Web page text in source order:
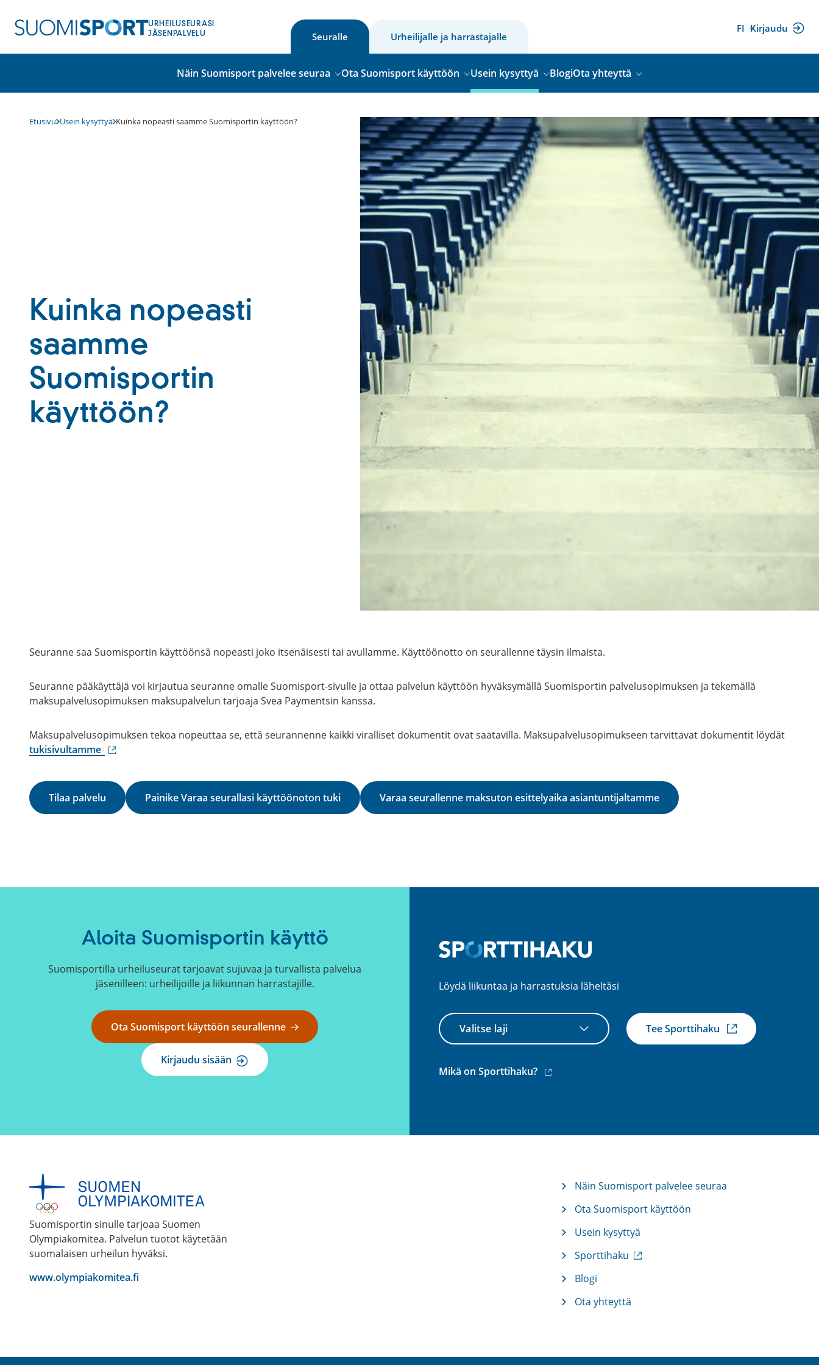
sisältöön
URHEILUSEURASI
JÄSENPALVELU
FI Kirjaudu
(ulkoinen
linkki)
Seuralle Urheilijalle ja harrastajalle
Näin Suomisport palvelee seuraa Ota Suomisport käyttöön Usein kysyttyä BlogiOta yhteyttä
Etusivu Usein kysyttyä Kuinka nopeasti saamme Suomisportin käyttöön?
Kuinka nopeasti
saamme
Suomisportin
käyttöön?
Seuranne saa Suomisportin käyttöönsä nopeasti joko itsenäisesti tai avullamme. Käyttöönotto on seurallenne täysin ilmaista.
Seuranne pääkäyttäjä voi kirjautua seuranne omalle Suomisport-sivulle ja ottaa palvelun käyttöön hyväksymällä Suomisportin palvelusopimuksen ja tekemällä
maksupalvelusopimuksen maksupalvelun tarjoaja Svea Paymentsin kanssa.
Maksupalvelusopimuksen tekoa nopeuttaa se, että seurannenne kaikki viralliset dokumentit ovat saatavilla. Maksupalvelusopimukseen tarvittavat dokumentit löydät
tukisivultamme (ulkoinen
Tilaa palvelu Painike Varaa seurallasi käyttöönoton tuki Varaa seurallenne maksuton esittelyaika asiantuntijaltamme
Aloita Suomisportin käyttö
Suomisportilla urheiluseurat tarjoavat sujuvaa ja turvallista palvelua
jäsenilleen: urheilijoille ja liikunnan harrastajille.
Ota Suomisport käyttöön seurallenne
Kirjaudu sisään
Löydä liikuntaa ja harrastuksia läheltäsi
Valitse
laji
Tee Sporttihaku
Mikä on Sporttihaku? (ulkoinen
Suomisportin sinulle tarjoaa Suomen
Olympiakomitea. Palvelun tuotot käytetään
suomalaisen urheilun hyväksi.
www.olympiakomitea.fi
Näin Suomisport palvelee seuraa
Ota Suomisport käyttöön
Usein kysyttyä
Sporttihaku
o
Blogi
Ota yhteyttä